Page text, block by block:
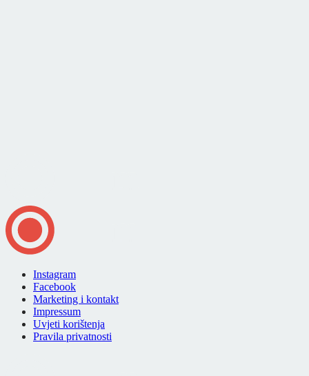
Instagram
Facebook
Marketing i kontakt
Impressum
Uvjeti korištenja
Pravila privatnosti